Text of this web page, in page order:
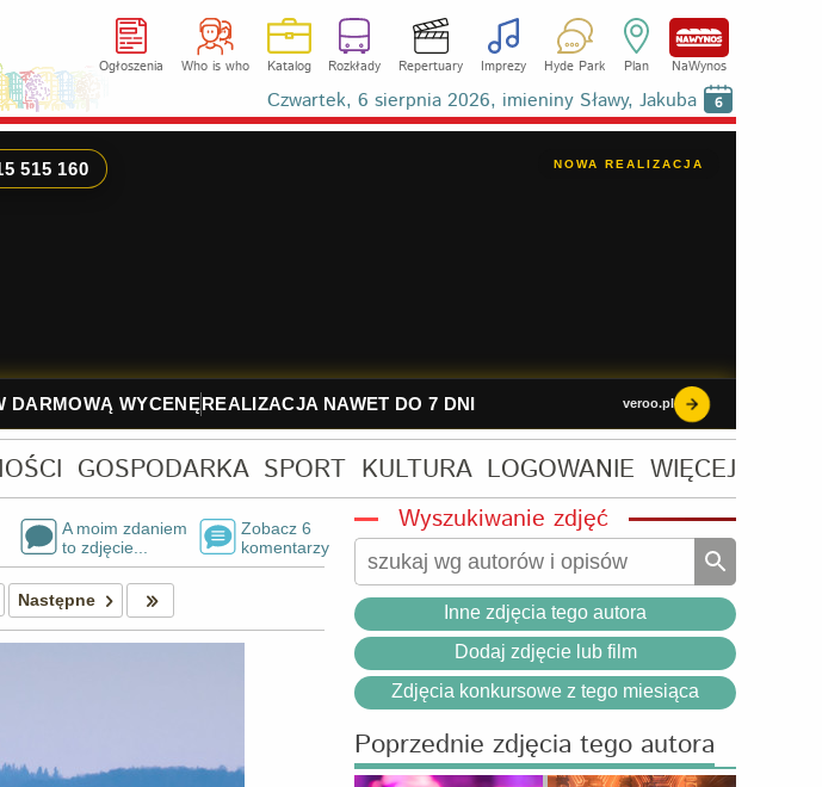
Ogłoszenia Who is who Katalog Rozkłady Repertuary Imprezy Hyde Park Plan NaWynos
Czwartek, 6 sierpnia 2026, imieniny Sławy, Jakuba 6
GOSPODARKA SPORT KULTURA LOGOWANIE WIĘCEJ
A moim zdaniem
to zdjęcie...
Zobacz 6
komentarzy
Następne
Wyszukiwanie zdjęć
Inne zdjęcia tego autora
Dodaj zdjęcie lub film
Zdjęcia konkursowe z tego miesiąca
Poprzednie zdjęcia tego autora